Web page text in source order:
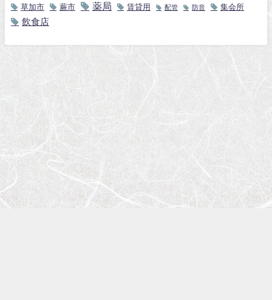
草加市 蕨市 薬局 賃貸用 配管 防音 集会所
飲食店